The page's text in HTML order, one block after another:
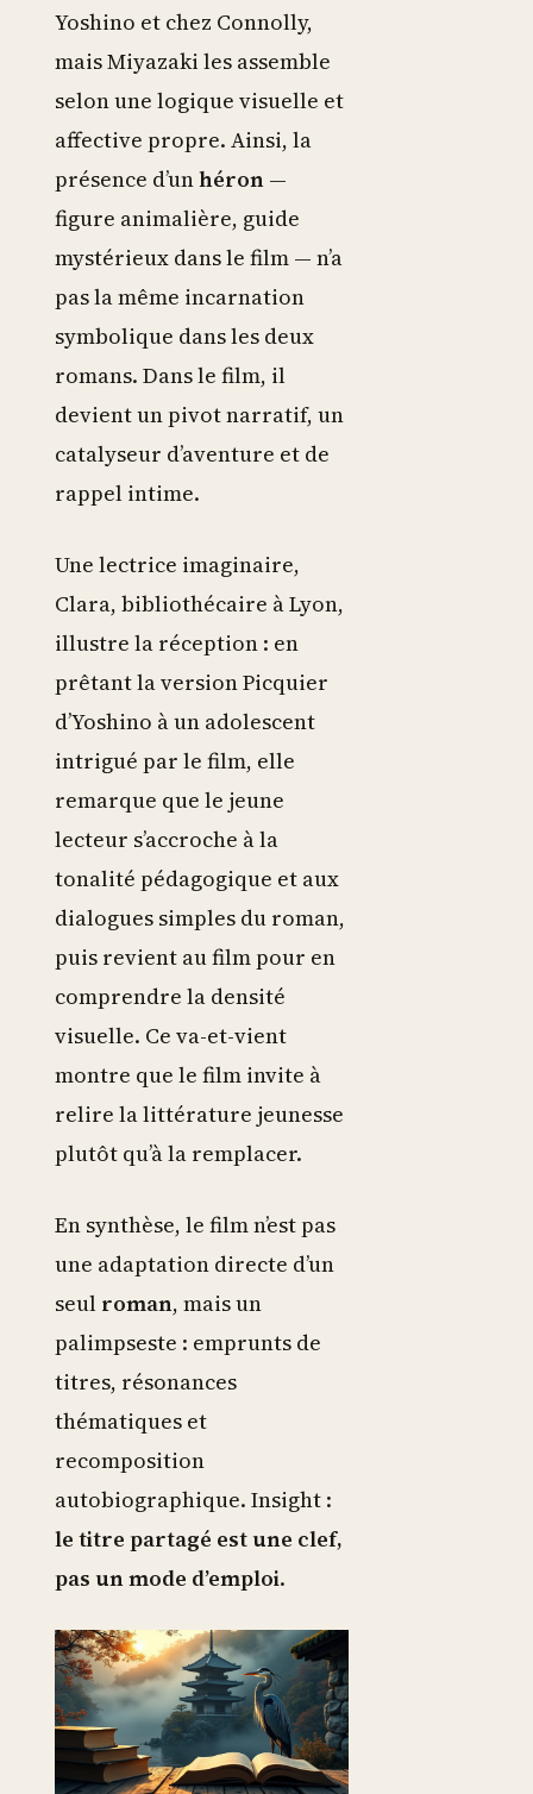
Yoshino et chez Connolly,
mais Miyazaki les assemble
selon une logique visuelle et
affective propre. Ainsi, la
présence d’unhéron —
figure animalière, guide
mystérieux dans le film — n’a
pas la même incarnation
symbolique dans les deux
romans. Dans le film, il
devient un pivot narratif, un
catalyseur d’aventure et de
rappel intime.
Une lectrice imaginaire,
Clara, bibliothécaire à Lyon,
illustre la réception : en
prêtant la version Picquier
d’Yoshino à un adolescent
intrigué par le film, elle
remarque que le jeune
lecteur s’accroche à la
tonalité pédagogique et aux
dialogues simples du roman,
puis revient au film pour en
comprendre la densité
visuelle. Ce va-et-vient
montre que le film invite à
relire la littérature jeunesse
plutôt qu’à la remplacer.
En synthèse, le film n’est pas
une adaptation directe d’un
seul roman, mais un
palimpseste : emprunts de
titres, résonances
thématiques et
recomposition
autobiographique. Insight :
le titre partagé est une clef,
pas un mode d’emploi.